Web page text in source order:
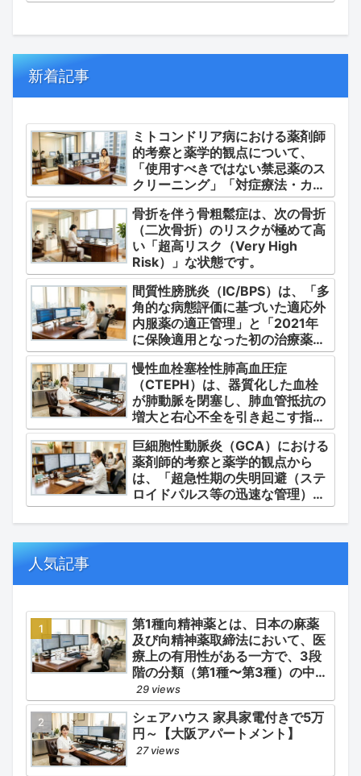
新着記事
ミトコンドリア病における薬剤師
的考察と薬学的観点について、
「使用すべきではない禁忌薬のス
クリーニング」「対症療法・カク
テル療法の適正使用」「画期的な
新薬・DDSの動向」の3つの軸か
ら整理します。
骨折を伴う骨粗鬆症は、次の骨折
（二次骨折）のリスクが極めて高
い「超高リスク（Very High
Risk）」な状態です。
間質性膀胱炎（IC/BPS）は、「多
角的な病態評価に基づいた適応外
内服薬の適正管理」と「2021年
に保険適用となった初の治療薬で
あるジメチルスルホキシド
（DMSO）の安全かつ確実な調
剤・運用」に集約されます。
慢性血栓塞栓性肺高血圧症
（CTEPH）は、器質化した血栓
が肺動脈を閉塞し、肺血管抵抗の
増大と右心不全を引き起こす指定
難病（第4群肺高血圧症）です。
巨細胞性動脈炎（GCA）における
薬剤師的考察と薬学的観点から
は、「超急性期の失明回避（ステ
ロイドパルス等の迅速な管理）」
「再燃防止とステロイドの最小化
（トシリズマブやウパダシチニブ
の適正使用）」「長期ステロイド
となります。
人気記事
第1種向精神薬とは、日本の麻薬
及び向精神薬取締法において、医
療上の有用性がある一方で、3段
階の分類（第1種〜第3種）の中で
最も医療用としての濫用の危険性
が高く、有害作用が強いとされる
医薬品です。
29 views
シェアハウス 家具家電付きで5万
円～【大阪アパートメント】
27 views